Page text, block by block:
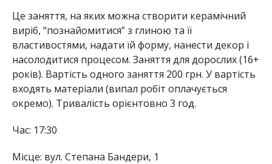
Це заняття, на яких можна створити керамічний
виріб, “познайомитися” з глиною та її
властивостями, надати їй форму, нанести декор і
насолодитися процесом. Заняття для дорослих (16+
років). Вартість одного заняття 200 грн. У вартість
входять матеріали (випал робіт оплачується
окремо). Тривалість орієнтовно 3 год.
Час: 17:30
Місце: вул. Степана Бандери, 1